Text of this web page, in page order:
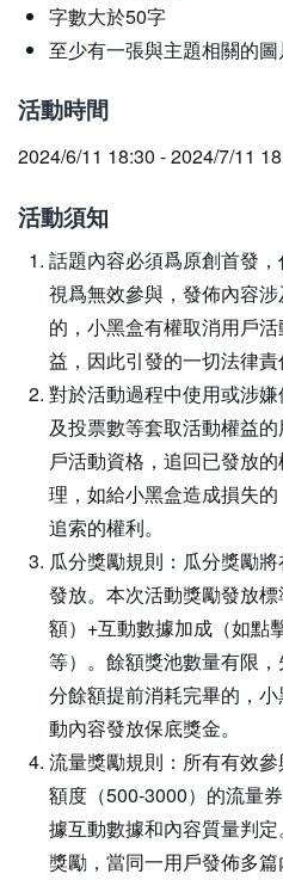
字數大於50字
至少有一張與主題相關的圖
活動時間
2024/6/11 18:30 - 2024/7/11
活動須知
話題內容必須爲原創首發
視爲無效參與，發佈內容
的，小黑盒有權取消用戶
益，因此引發的一切法律責
對於活動過程中使用或涉
及投票數等套取活動權益
戶活動資格，追回已發放
理，如給小黑盒造成損失
追索的權利。
瓜分獎勵規則：瓜分獎勵
發放。本次活動獎勵發放
額）+互動數據加成（如點
等）。餘額獎池數量有限
分餘額提前消耗完畢的，
動內容發放保底獎金。
流量獎勵規則：所有有效
額度（500-3000）的流量
據互動數據和內容質量判
獎勵，當同一用戶發佈多